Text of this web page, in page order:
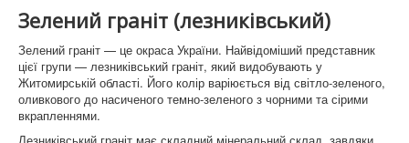
Зелений граніт (лезниківський)
Зелений граніт — це окраса України. Найвідоміший представник
цієї групи — лезниківський граніт, який видобувають у
Житомирській області. Його колір варіюється від світло-зеленого,
оливкового до насиченого темно-зеленого з чорними та сірими
вкрапленнями.